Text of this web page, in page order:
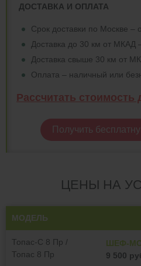
ДОСТАВКА И ОПЛАТА
Срок доставки по Москве –
Доставка до 30 км от МКАД
Доставка свыше 30 км от
Оплата – наличный или
Рассчитать стоимость
Получить
ЦЕНЫ НА
МОДЕЛЬ
Топас-С 8 Пр /
Топас 8 Пр
ШЕФ-
9 500